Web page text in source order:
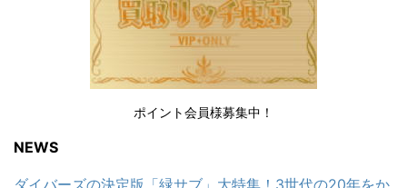
ポイント会員様募集中！
NEWS
ダイバーズの決定版「緑サブ」大特集！3世代の20年をか